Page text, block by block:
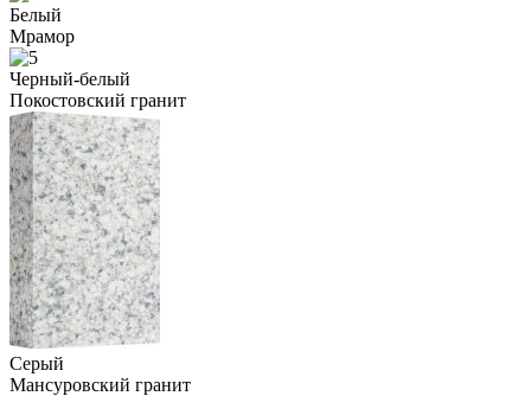
Белый
Мрамор
Черный-белый
Покостовский гранит
Серый
Мансуровский гранит